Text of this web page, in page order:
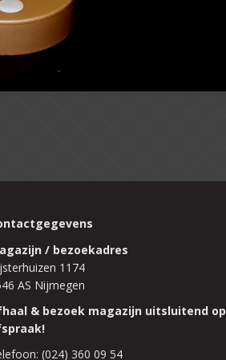
/ bezoekadres
1174
AS Nijmegen
& bezoek magazijn uitsluitend op
(024) 360 09 54